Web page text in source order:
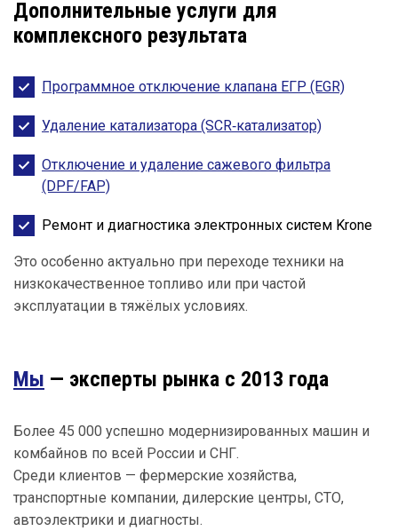
Дополнительные услуги для
комплексного результата
Программное отключение клапана ЕГР (EGR)
Удаление катализатора (SCR‑катализатор)
Отключение и удаление сажевого фильтра
(DPF/FAP)
Ремонт и диагностика электронных систем Krone
Это особенно актуально при переходе техники на
низкокачественное топливо или при частой
эксплуатации в тяжёлых условиях.
Мы — эксперты рынка с 2013 года
Более 45 000 успешно модернизированных машин и
комбайнов по всей России и СНГ.
Среди клиентов — фермерские хозяйства,
транспортные компании, дилерские центры, СТО,
автоэлектрики и диагносты.